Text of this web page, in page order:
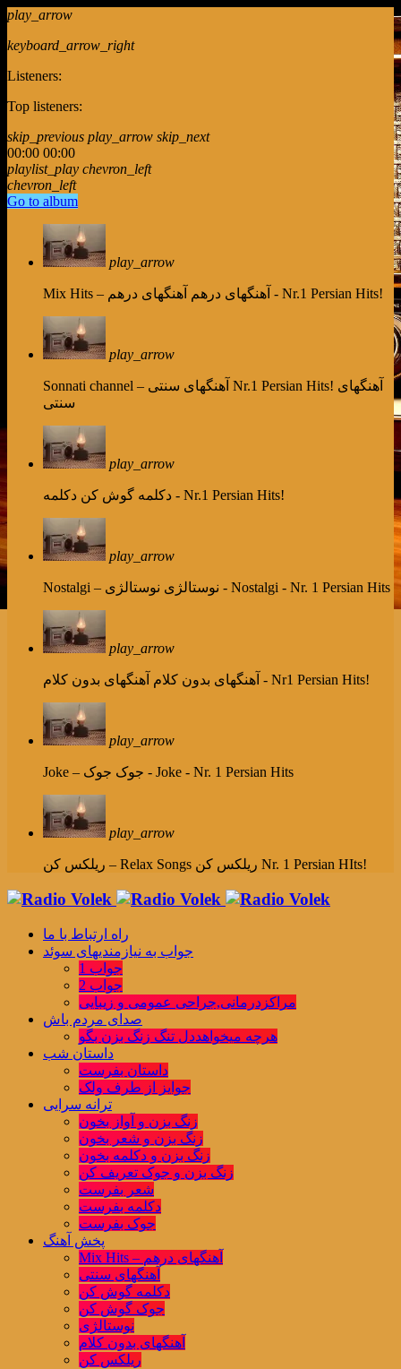
play_arrow
keyboard_arrow_right
Listeners:
Top listeners:
skip_previous play_arrow skip_next
00:00 00:00
playlist_play chevron_left
chevron_left
Go to album
play_arrow
Mix Hits – آهنگهای درهم آهنگهای درهم - Nr.1 Persian Hits!
play_arrow
Sonnati channel – آهنگهای سنتی Nr.1 Persian Hits! آهنگهای
سنتی
play_arrow
دکلمه گوش کن دکلمه - Nr.1 Persian Hits!
play_arrow
Nostalgi – نوستالژی نوستالژی - Nostalgi - Nr. 1 Persian Hits
play_arrow
آهنگهای بدون کلام آهنگهای بدون کلام - Nr1 Persian Hits!
play_arrow
Joke – جوک جوک - Joke - Nr. 1 Persian Hits
play_arrow
ریلکس کن – Relax Songs ریلکس کن Nr. 1 Persian HIts!
راه ارتباط با ما
جواب به نیازمندیهای سوئد
جواب 1
جواب 2
مراکزدرمانی,جراحی عمومی و زیبایی
صدای مردم باش
هرچه میخواهددل تنگ زنگ بزن بگو
داستان شب
داستان بفرست
جوایز از طرف ولک
ترانه سرایی
زنگ بزن و آواز بخون
زنگ بزن و شعر بخون
زنگ بزن و دکلمه بخون
زنگ بزن و جوک تعریف کن
شعر بفرست
دکلمه بفرست
جوک بفرست
پخش آهنگ
Mix Hits – آهنگهای درهم
آهنگهای سنتی
دکلمه گوش کن
جوک گوش کن
نوستالژی
آهنگهای بدون کلام
ریلکس کن